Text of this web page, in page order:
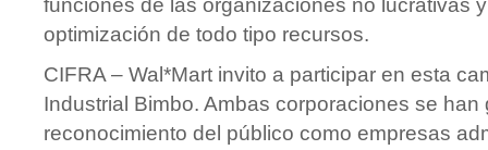
funciones de las organizaciones no lucrativas
optimización de todo tipo recursos.
CIFRA – Wal*Mart invito a participar en esta
Industrial Bimbo. Ambas corporaciones se han
reconocimiento del público como empresas